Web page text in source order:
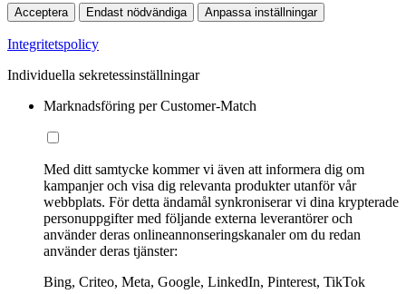
Acceptera Endast nödvändiga Anpassa inställningar
Integritetspolicy
Individuella sekretessinställningar
Marknadsföring per Customer-Match
Med ditt samtycke kommer vi även att informera dig om
kampanjer och visa dig relevanta produkter utanför vår
webbplats. För detta ändamål synkroniserar vi dina krypterade
personuppgifter med följande externa leverantörer och
använder deras onlineannonseringskanaler om du redan
använder deras tjänster:
Bing, Criteo, Meta, Google, LinkedIn, Pinterest, TikTok